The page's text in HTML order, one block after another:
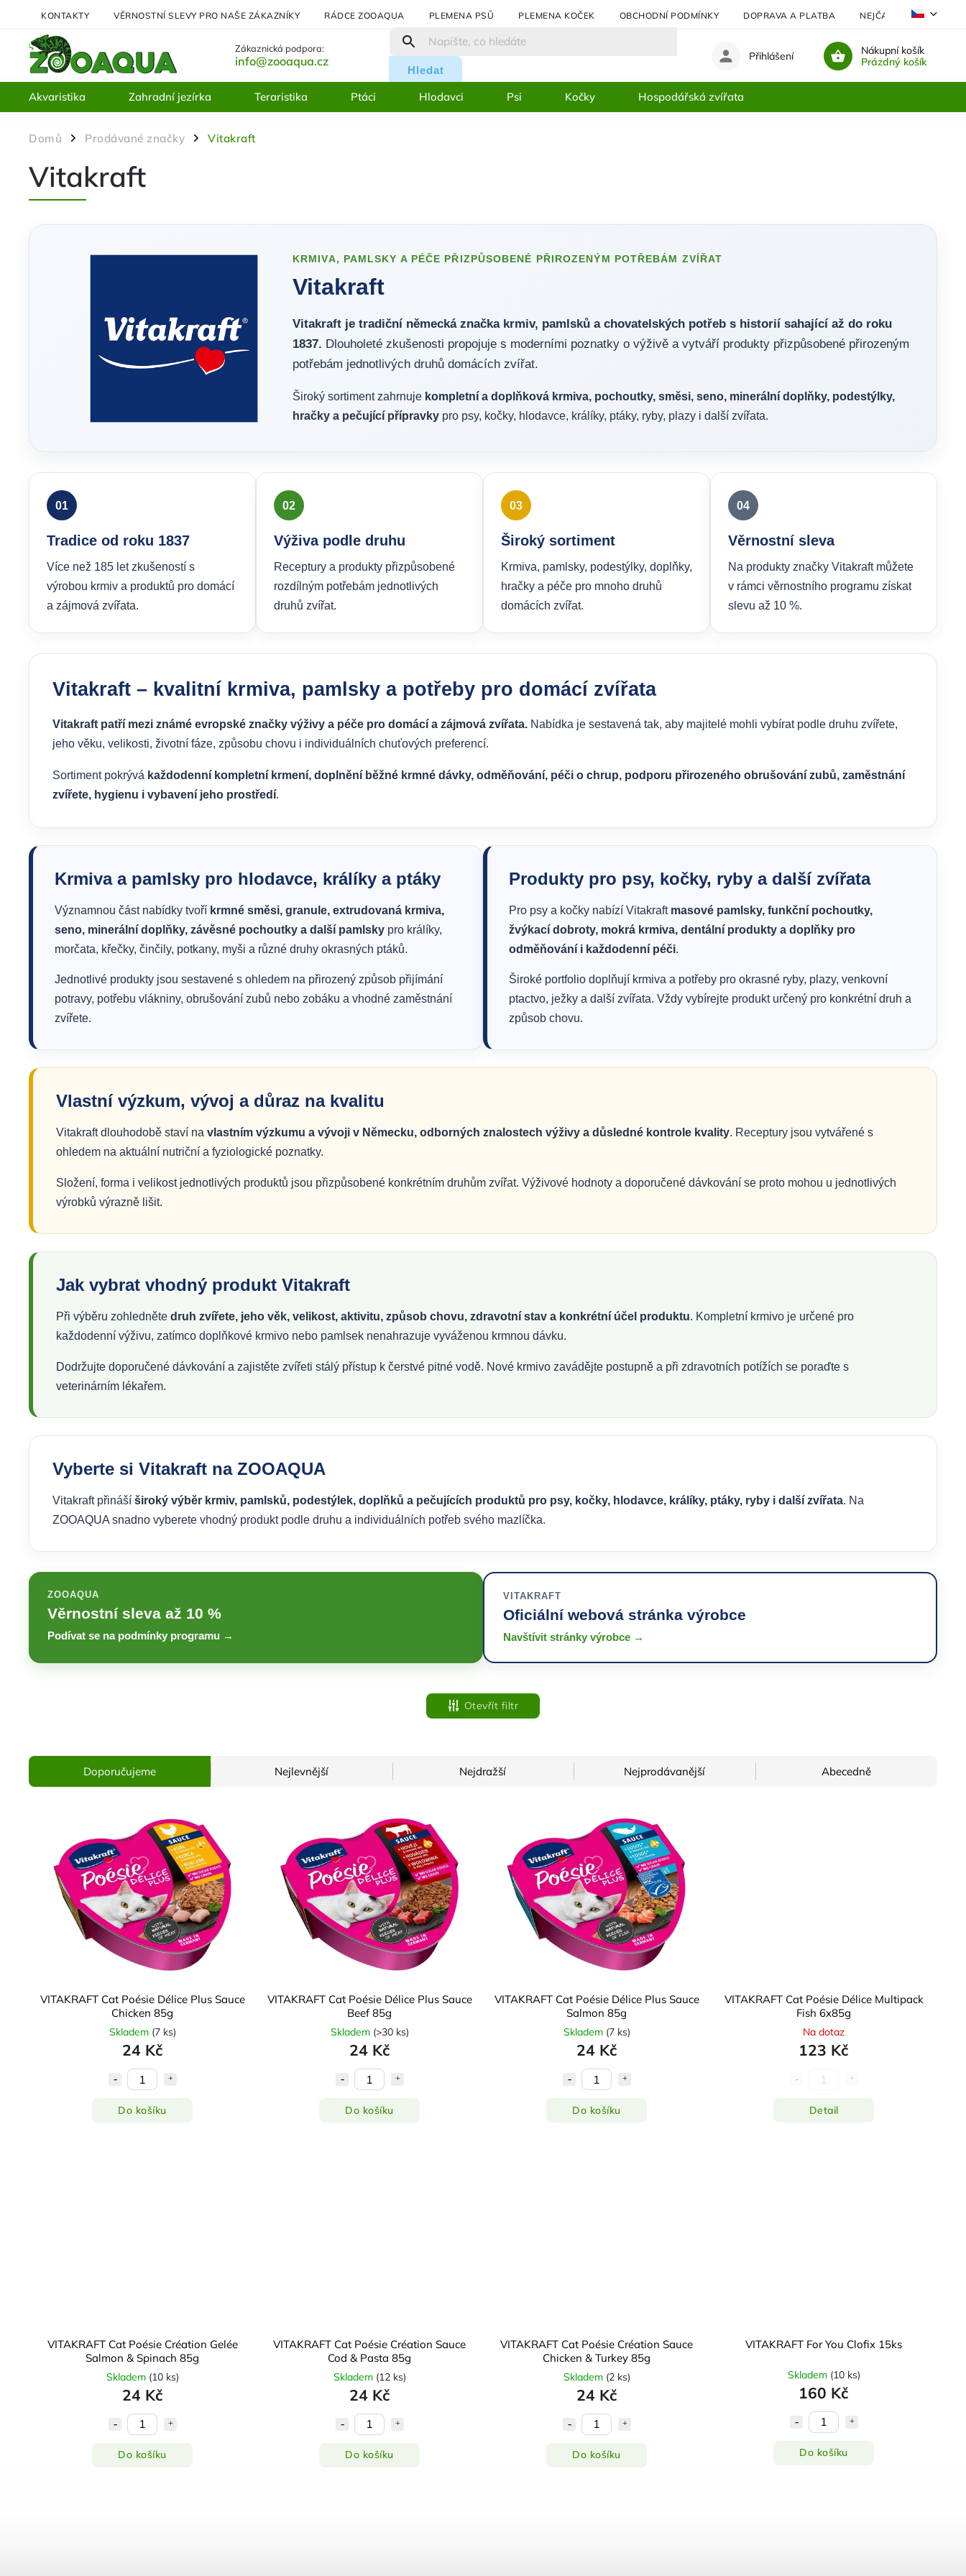
KONTAKTY VĚRNOSTNÍ SLEVY PRO NAŠE ZÁKAZNÍKY RÁDCE ZOOAQUA PLEMENA PSŮ PLEMENA KOČEK OBCHODNÍ PODMÍNKY DOPRAVA A PLATBA NEJČASTĚJI KLADENÉ
Zákaznická podpora:
info@zooaqua.cz
Hledat
Nákupní košík
Prázdný košík
Přihlášení
Akvaristika Zahradní jezírka Teraristika Ptáci Hlodavci Psi Kočky Hospodářská zvířata
Domů / Prodávané značky / Vitakraft
Vitakraft
KRMIVA, PAMLSKY A PÉČE PŘIZPŮSOBENÉ PŘIROZENÝM POTŘEBÁM ZVÍŘAT
Vitakraft
Vitakraft je tradiční německá značka krmiv, pamlsků a chovatelských potřeb s historií sahající až do roku
1837. Dlouholeté zkušenosti propojuje s moderními poznatky o výživě a vytváří produkty přizpůsobené přirozeným
potřebám jednotlivých druhů domácích zvířat.
Široký sortiment zahrnuje kompletní a doplňková krmiva, pochoutky, směsi, seno, minerální doplňky, podestýlky,
hračky a pečující přípravky pro psy, kočky, hlodavce, králíky, ptáky, ryby, plazy i další zvířata.
01
Tradice od roku 1837
Více než 185 let zkušeností s
výrobou krmiv a produktů pro domácí
a zájmová zvířata.
02
Výživa podle druhu
Receptury a produkty přizpůsobené
rozdílným potřebám jednotlivých
druhů zvířat.
03
Široký sortiment
Krmiva, pamlsky, podestýlky, doplňky,
hračky a péče pro mnoho druhů
domácích zvířat.
04
Věrnostní sleva
Na produkty značky Vitakraft můžete
v rámci věrnostního programu získat
slevu až 10 %.
Vitakraft – kvalitní krmiva, pamlsky a potřeby pro domácí zvířata
Vitakraft patří mezi známé evropské značky výživy a péče pro domácí a zájmová zvířata. Nabídka je sestavená tak, aby majitelé mohli vybírat podle druhu zvířete,
jeho věku, velikosti, životní fáze, způsobu chovu i individuálních chuťových preferencí.
Sortiment pokrývá každodenní kompletní krmení, doplnění běžné krmné dávky, odměňování, péči o chrup, podporu přirozeného obrušování zubů, zaměstnání
zvířete, hygienu i vybavení jeho prostředí.
Krmiva a pamlsky pro hlodavce, králíky a ptáky
Významnou část nabídky tvoří krmné směsi, granule, extrudovaná krmiva,
seno, minerální doplňky, závěsné pochoutky a další pamlsky pro králíky,
morčata, křečky, činčily, potkany, myši a různé druhy okrasných ptáků.
Jednotlivé produkty jsou sestavené s ohledem na přirozený způsob přijímání
potravy, potřebu vlákniny, obrušování zubů nebo zobáku a vhodné zaměstnání
zvířete.
Produkty pro psy, kočky, ryby a další zvířata
Pro psy a kočky nabízí Vitakraft masové pamlsky, funkční pochoutky,
žvýkací dobroty, mokrá krmiva, dentální produkty a doplňky pro
odměňování i každodenní péči.
Široké portfolio doplňují krmiva a potřeby pro okrasné ryby, plazy, venkovní
ptactvo, ježky a další zvířata. Vždy vybírejte produkt určený pro konkrétní druh a
způsob chovu.
Vlastní výzkum, vývoj a důraz na kvalitu
Vitakraft dlouhodobě staví na vlastním výzkumu a vývoji v Německu, odborných znalostech výživy a důsledné kontrole kvality. Receptury jsou vytvářené s
ohledem na aktuální nutriční a fyziologické poznatky.
Složení, forma i velikost jednotlivých produktů jsou přizpůsobené konkrétním druhům zvířat. Výživové hodnoty a doporučené dávkování se proto mohou u jednotlivých
výrobků výrazně lišit.
Jak vybrat vhodný produkt Vitakraft
Při výběru zohledněte druh zvířete, jeho věk, velikost, aktivitu, způsob chovu, zdravotní stav a konkrétní účel produktu. Kompletní krmivo je určené pro
každodenní výživu, zatímco doplňkové krmivo nebo pamlsek nenahrazuje vyváženou krmnou dávku.
Dodržujte doporučené dávkování a zajistěte zvířeti stálý přístup k čerstvé pitné vodě. Nové krmivo zavádějte postupně a při zdravotních potížích se poraďte s
veterinárním lékařem.
Vyberte si Vitakraft na ZOOAQUA
Vitakraft přináší široký výběr krmiv, pamlsků, podestýlek, doplňků a pečujících produktů pro psy, kočky, hlodavce, králíky, ptáky, ryby i další zvířata. Na
ZOOAQUA snadno vyberete vhodný produkt podle druhu a individuálních potřeb svého mazlíčka.
ZOOAQUA
Věrnostní sleva až 10 %
Podívat se na podmínky programu →
VITAKRAFT
Oficiální webová stránka výrobce
Navštívit stránky výrobce →
Otevřít filtr
Doporučujeme Nejlevnější Nejdražší Nejprodávanější Abecedně
VITAKRAFT Cat Poésie Délice Plus Sauce
Chicken 85g
Skladem (7 ks)
24 Kč
Do košíku
VITAKRAFT Cat Poésie Délice Plus Sauce
Beef 85g
Skladem (>30 ks)
24 Kč
Do košíku
VITAKRAFT Cat Poésie Délice Plus Sauce
Salmon 85g
Skladem (7 ks)
24 Kč
Do košíku
VITAKRAFT Cat Poésie Délice Multipack
Fish 6x85g
Na dotaz
123 Kč
Detail
VITAKRAFT Cat Poésie Création Gelée
Salmon & Spinach 85g
Skladem (10 ks)
24 Kč
Do košíku
VITAKRAFT Cat Poésie Création Sauce
Cod & Pasta 85g
Skladem (12 ks)
24 Kč
Do košíku
VITAKRAFT Cat Poésie Création Sauce
Chicken & Turkey 85g
Skladem (2 ks)
24 Kč
Do košíku
VITAKRAFT For You Clofix 15ks
Skladem (10 ks)
160 Kč
Do košíku